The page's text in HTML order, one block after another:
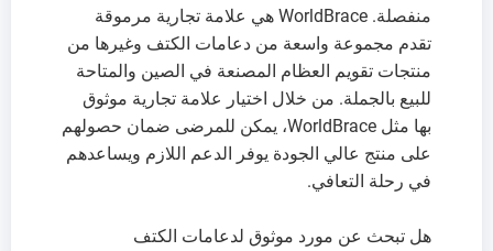
منفصلة. WorldBrace هي علامة تجارية مرموقة
تقدم مجموعة واسعة من دعامات الكتف وغيرها من
منتجات تقويم العظام المصنعة في الصين والمتاحة
للبيع بالجملة. من خلال اختيار علامة تجارية موثوق
بها مثل WorldBrace، يمكن للمرضى ضمان حصولهم
على منتج عالي الجودة يوفر الدعم اللازم ويساعدهم
في رحلة التعافي.
هل تبحث عن مورد موثوق لدعامات الكتف